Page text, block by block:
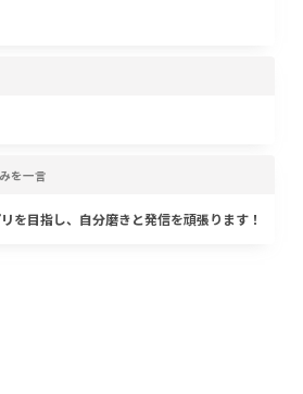
を一言
を目指し、自分磨きと発信を頑張ります！